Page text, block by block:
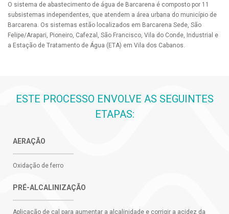
O sistema de abastecimento de água de Barcarena é composto por 11
subsistemas independentes, que atendem a área urbana do município de
Barcarena. Os sistemas estão localizados em Barcarena Sede, São
Felipe/Arapari, Pioneiro, Cafezal, São Francisco, Vila do Conde, Industrial e
a Estação de Tratamento de Água (ETA) em Vila dos Cabanos.
ESTE PROCESSO ENVOLVE AS SEGUINTES
ETAPAS:
AERAÇÃO
Oxidação de ferro
PRÉ-ALCALINIZAÇÃO
Aplicação de cal para aumentar a alcalinidade e corrigir a acidez da